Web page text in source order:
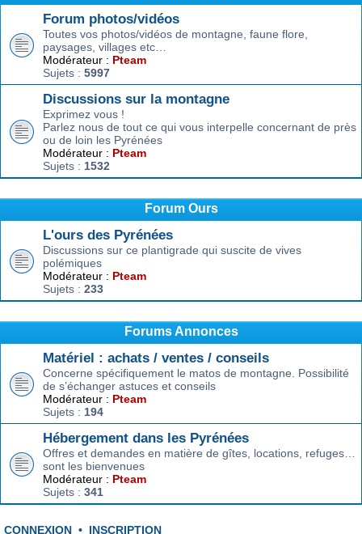
Forum photos/vidéos
Toutes vos photos/vidéos de montagne, faune flore,
paysages, villages etc…
Modérateur : Pteam
Sujets : 5997
Discussions sur la montagne
Exprimez vous !
Parlez nous de tout ce qui vous interpelle concernant de près
ou de loin les Pyrénées
Modérateur : Pteam
Sujets : 1532
Forum Ours
L'ours des Pyrénées
Discussions sur ce plantigrade qui suscite de vives
polémiques
Modérateur : Pteam
Sujets : 233
Forums Annonces
Matériel : achats / ventes / conseils
Concerne spécifiquement le matos de montagne. Possibilité
de s’échanger astuces et conseils
Modérateur : Pteam
Sujets : 194
Hébergement dans les Pyrénées
Offres et demandes en matière de gîtes, locations, refuges…
sont les bienvenues
Modérateur : Pteam
Sujets : 341
CONNEXION • INSCRIPTION